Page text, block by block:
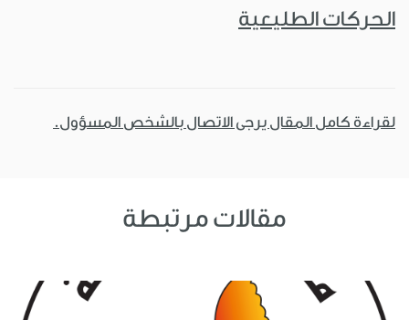
الحركات الطليعية
لقراءة كامل المقال يرجى الاتصال بالشخص المسؤول.
مقالات مرتبطة